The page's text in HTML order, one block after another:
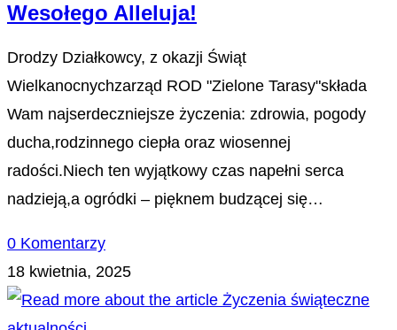
Wesołego Alleluja!
Drodzy Działkowcy, z okazji Świąt
Wielkanocnychzarząd ROD "Zielone Tarasy"składa
Wam najserdeczniejsze życzenia: zdrowia, pogody
ducha,rodzinnego ciepła oraz wiosennej
radości.Niech ten wyjątkowy czas napełni serca
nadzieją,a ogródki – pięknem budzącej się…
0 Komentarzy
18 kwietnia, 2025